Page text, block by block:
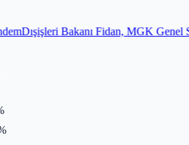
Genel Sekreterliği'nde Kritik Bir